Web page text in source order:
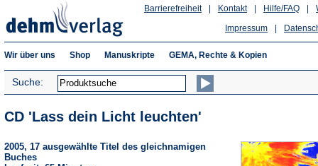
Hilfe/FAQ
Kontakt
Barrierefreiheit
Impressum
Wir über uns Shop Manuskripte GEMA, Rechte & Kopien
Suche:
CD 'Lass dein Licht leuchten'
2005, 17 ausgewählte Titel des gleichnamigen
Buches